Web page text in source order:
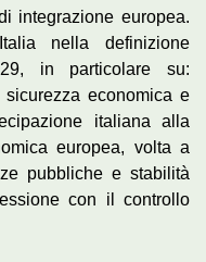
integrazione europea.
nella definizione
in particolare su:
sicurezza economica e
italiana alla
europea, volta a
pubbliche e stabilità
con il controllo